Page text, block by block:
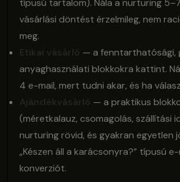
típusú tartalom). Nála a nurturing
vásárlási döntést érzelmileg, nem
meg.
Etikai vásárló
— a fenntarthatósági,
anyaghasználati blokkokra kattint.
4 e-mail, mert tudni akar, és ha
Ajándékvásárló
— a praktikus
(méretkalauz, csomagolás, szállítási
nurturing rövid, és gyakran egyetlen
„Készen áll a karácsonyra?” típusú
konverziót.